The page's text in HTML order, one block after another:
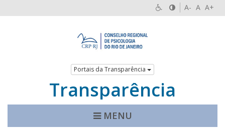
A- A A+
Portais da Transparência
Transparência
MENU